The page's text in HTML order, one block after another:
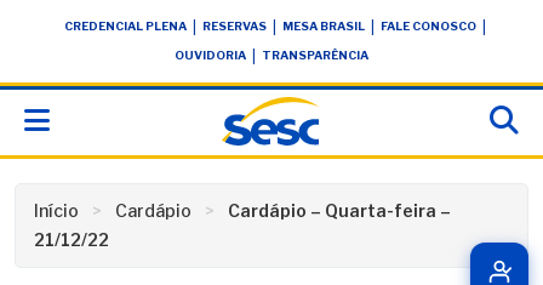
conteúdoCREDENCIAL PLENA RESERVAS MESA BRASIL FALE CONOSCO
OUVIDORIA TRANSPARÊNCIA
Início Cardápio
Cardápio – Quarta-feira –
21/12/22